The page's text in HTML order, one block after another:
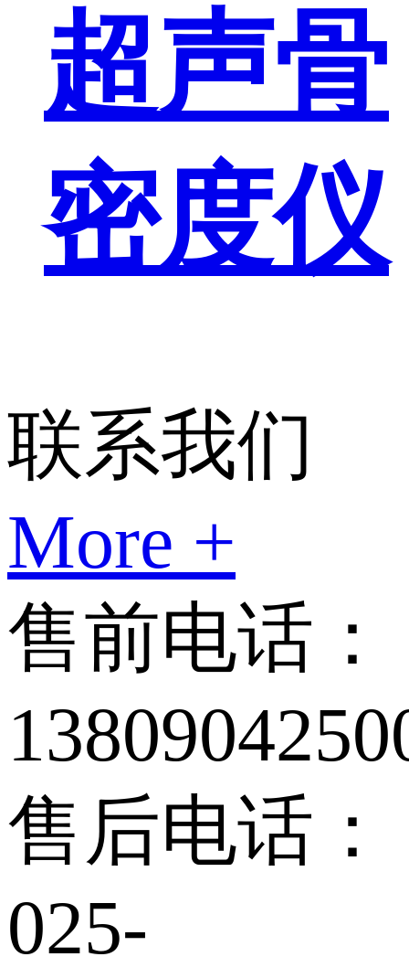
超声骨
密度仪
联系我们
More +
售前电话：
售后电话：
025-